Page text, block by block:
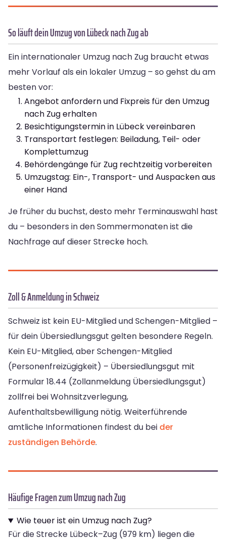
So läuft dein Umzug von Lübeck nach Zug ab
Ein internationaler Umzug nach Zug braucht etwas
mehr Vorlauf als ein lokaler Umzug – so gehst du am
besten vor:
Angebot anfordern und Fixpreis für den Umzug
nach Zug erhalten
Besichtigungstermin in Lübeck vereinbaren
Transportart festlegen: Beiladung, Teil- oder
Komplettumzug
Behördengänge für Zug rechtzeitig vorbereiten
Umzugstag: Ein-, Transport- und Auspacken aus
einer Hand
Je früher du buchst, desto mehr Terminauswahl hast
du – besonders in den Sommermonaten ist die
Nachfrage auf dieser Strecke hoch.
Zoll & Anmeldung in Schweiz
Schweiz ist kein EU-Mitglied und Schengen-Mitglied –
für dein Übersiedlungsgut gelten besondere Regeln.
Kein EU-Mitglied, aber Schengen-Mitglied
(Personenfreizügigkeit) – Übersiedlungsgut mit
Formular 18.44 (Zollanmeldung Übersiedlungsgut)
zollfrei bei Wohnsitzverlegung,
Aufenthaltsbewilligung nötig. Weiterführende
amtliche Informationen findest du bei der
zuständigen Behörde.
Häufige Fragen zum Umzug nach Zug
Wie teuer ist ein Umzug nach Zug?
Für die Strecke Lübeck–Zug (979 km) liegen die